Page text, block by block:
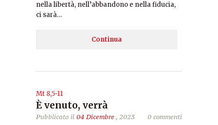
nella libertà, nell’abbandono e nella fiducia,
ci sarà…
Continua
Mt 8,5-11
È venuto, verrà
Pubblicato il 04 Dicembre, 2023 0 commenti